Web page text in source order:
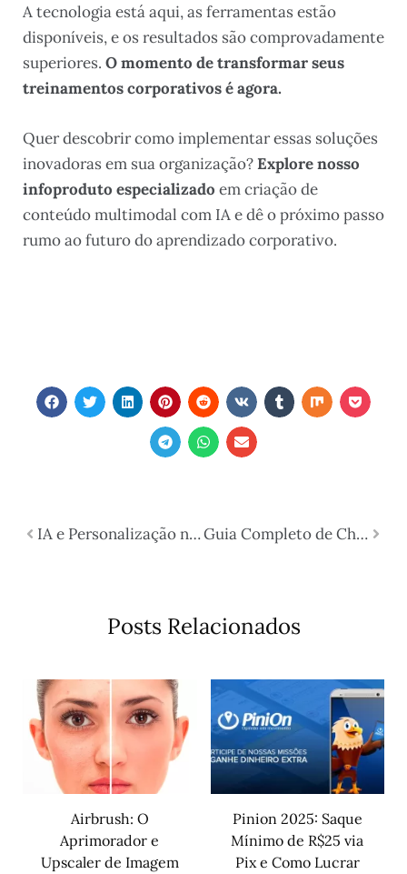
A tecnologia está aqui, as ferramentas estão
disponíveis, e os resultados são comprovadamente
superiores. O momento de transformar seus
treinamentos corporativos é agora.
Quer descobrir como implementar essas soluções
inovadoras em sua organização?Explore nosso
infoproduto especializado em criação de
conteúdo multimodal com IA e dê o próximo passo
rumo ao futuro do aprendizado corporativo.
IA e Personalização no Marketing: Como Revolucionar Sua Estratégia Digital em 2025 Guia Completo de Chatbots para Atendimento ao Cliente com IA em 2025
Posts Relacionados
Airbrush: O
Aprimorador e
Upscaler de Imagem
Pinion 2025: Saque
Mínimo de R$25 via
Pix e Como Lucrar